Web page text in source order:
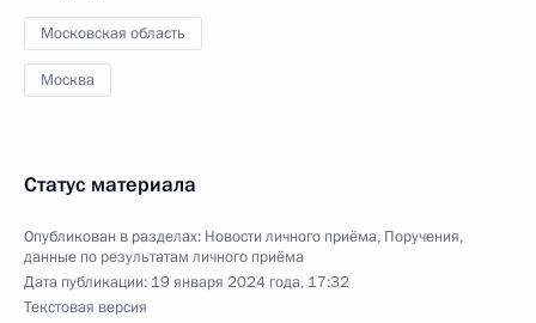
Московская область
Москва
Статус материала
Опубликован в разделах: Новости личного приёма, Поручения,
данные по результатам личного приёма
Дата публикации: 19 января 2024 года, 17:32
Текстовая версия